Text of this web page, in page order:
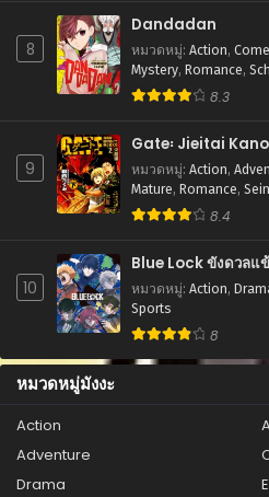
ตอนที่ 226
สิงหาคม 21, 2025
สิงหาคม 21, 2025
ตอนที่ 224
สิงหาคม 21, 2025
ตอนที่ 223
สิงหาคม 21, 2025
ตอนที่ 222
สิงหาคม 21, 2025
ตอนที่ 221
ตอนที่ 220
8
Dandadan
หมวดหมู่: Action,
Mystery, Romance,
Supernatural 8.3
9
Gate꞉ Jieitai
หมวดหมู่: Action,
Mature, Romance,
8.4
10
Blue Lock ขังดวลแ
หมวดหมู่: Action,
Sports
8
หมวดหมู่มังงะ
Action
Adventure
Drama